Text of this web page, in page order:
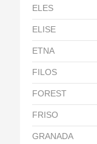
ELES
ELISE
ETNA
FILOS
FOREST
FRISO
GRANADA